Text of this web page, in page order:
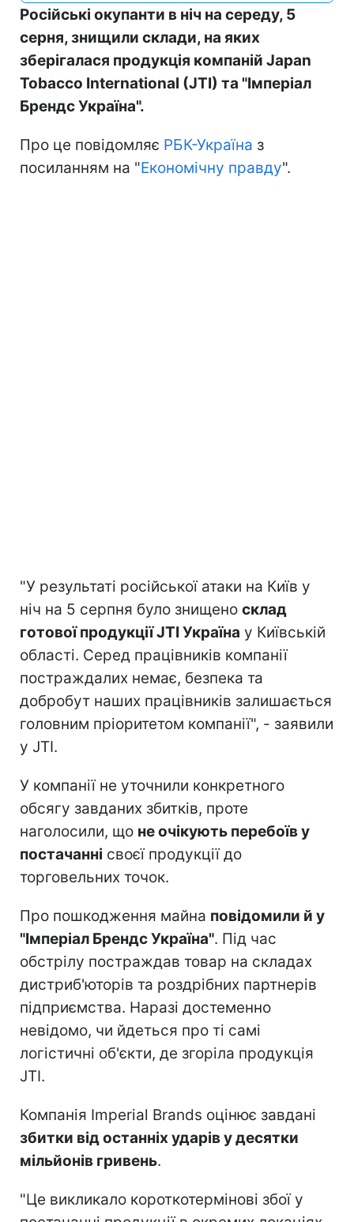
Російські окупанти в ніч на середу, 5
серня, знищили склади, на яких
зберігалася продукція компаній Japan
Tobacco International (JTI) та "Імперіал
Брендс Україна".
Про це повідомляє РБК-Україна з
посиланням на "Економічну правду".
"У результаті російської атаки на Київ у
ніч на 5 серпня було знищено склад
готової продукції JTI Україна у Київській
області. Серед працівників компанії
постраждалих немає, безпека та
добробут наших працівників залишається
головним пріоритетом компанії", - заявили
у JTI.
У компанії не уточнили конкретного
обсягу завданих збитків, проте
наголосили, що не очікують перебоїв у
постачанні своєї продукції до
торговельних точок.
Про пошкодження майна повідомили й у
"Імперіал Брендс Україна". Під час
обстрілу постраждав товар на складах
дистриб'юторів та роздрібних партнерів
підприємства. Наразі достеменно
невідомо, чи йдеться про ті самі
логістичні об'єкти, де згоріла продукція
JTI.
Компанія Imperial Brands оцінює завдані
збитки від останніх ударів у десятки
мільйонів гривень.
"Це викликало короткотермінові збої у